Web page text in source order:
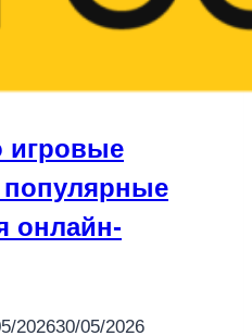
игровые
онлайн-
202630/05/2026